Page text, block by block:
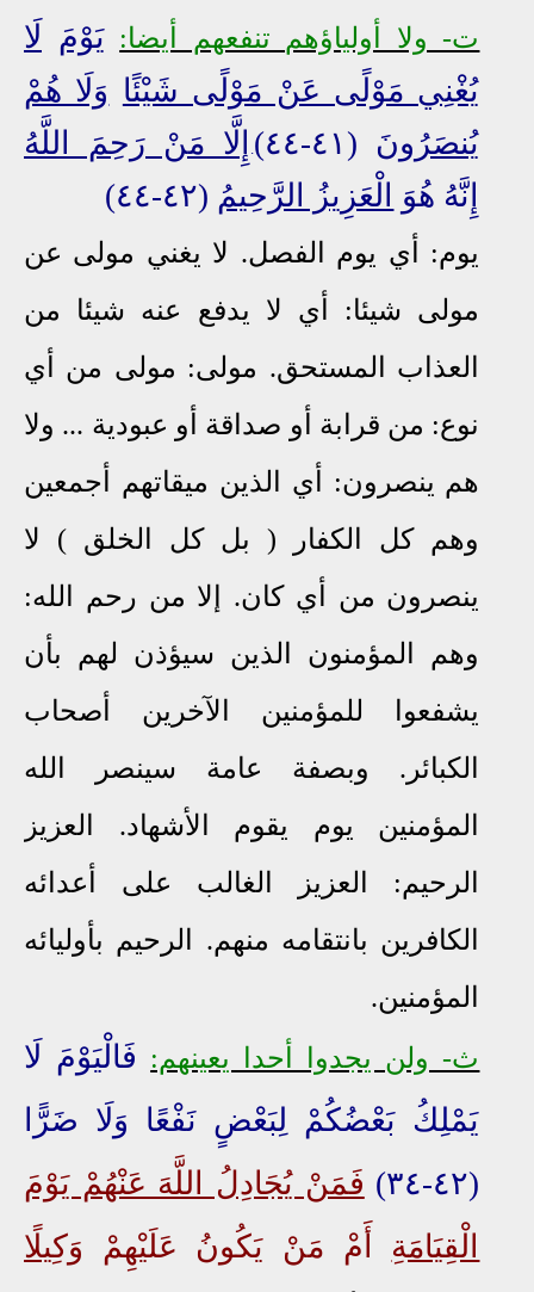
ت- ولا أولياؤهم تنفعهم أيضا: يَوْمَ لَا
يُغْنِي مَوْلًى عَنْ مَوْلًى شَيْئًا وَلَا هُمْ
يُنصَرُونَ (٤١-٤٤) .
إِلَّا مَنْ رَحِمَ اللَّهُ
إِنَّهُ هُوَ
الْعَزِيزُ الرَّحِيمُ (٤٢-٤٤)
يوم: أي يوم الفصل. لا يغني مولى عن
مولى شيئا: أي لا يدفع عنه شيئا من
العذاب المستحق. مولى: مولى من أي
نوع: من قرابة أو صداقة أو عبودية ... ولا
هم ينصرون: أي الذين ميقاتهم أجمعين
وهم كل الكفار ( بل كل الخلق ) لا
ينصرون من أي كان. إلا من رحم الله:
وهم المؤمنون الذين سيؤذن لهم بأن
يشفعوا للمؤمنين الآخرين أصحاب
الكبائر. وبصفة عامة سينصر الله
المؤمنين يوم يقوم الأشهاد. العزيز
الرحيم: العزيز الغالب على أعدائه
الكافرين بانتقامه منهم. الرحيم بأوليائه
المؤمنين.
ث- ولن يجدوا أحدا يعينهم: فَالْيَوْمَ لَا
يَمْلِكُ بَعْضُكُمْ لِبَعْضٍ نَفْعًا وَلَا ضَرًّا
(٤٢-٣٤)
فَمَنْ يُجَادِلُ اللَّهَ عَنْهُمْ يَوْمَ
الْقِيَامَة ِ أَمْ مَنْ يَكُونُ عَلَيْهِمْ وَكِيلًا